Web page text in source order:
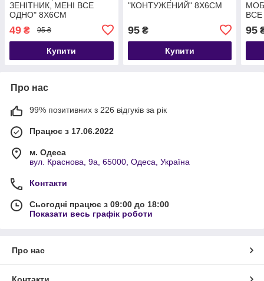
ЗЕНІТНИК, МЕНІ ВСЕ
ОДНО" 8Х6СМ
49 ₴ 95 ₴
Купити
"КОНТУЖЕНИЙ" 8Х6СМ
95₴
Купити
95
Про нас
99% позитивних з 226 відгуків за рік
Працює з 17.06.2022
м. Одеса
вул. Краснова, 9а, 65000, Одеса, Україна
Контакти
Сьогодні працює з 09:00 до 18:00
Показати весь графік роботи
Про нас